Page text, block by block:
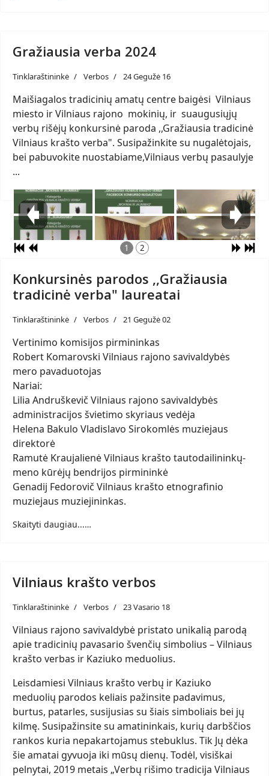
Gražiausia verba 2024
Tinklaraštininkė Verbos 24 Gegužė 16
Maišiagalos tradicinių amatų centre baigėsi Vilniaus
miesto ir Vilniaus rajono mokinių, ir suaugusiųjų
verbų rišėjų konkursinė paroda ,,Gražiausia tradicinė
Vilniaus krašto verba". Susipažinkite su nugalėtojais,
bei pabuvokite nuostabiame,Vilniaus verbų pasaulyje
...
1 2
Konkursinės parodos ,,Gražiausia
tradicinė verba" laureatai
Tinklaraštininkė Verbos 21 Gegužė 02
Vertinimo komisijos pirmininkas
Robert Komarovski Vilniaus rajono savivaldybės
mero pavaduotojas
Nariai:
Lilia Andruškevič Vilniaus rajono savivaldybės
administracijos švietimo skyriaus vedėja
Helena Bakulo Vladislavo Sirokomlės muziejaus
direktorė
Ramutė Kraujalienė Vilniaus krašto tautodailininkų-
meno kūrėjų bendrijos pirmininkė
Genadij Fedorovič Vilniaus krašto etnografinio
muziejaus muziejininkas.
Skaityti daugiau...…
Vilniaus krašto verbos
Tinklaraštininkė Verbos 23 Vasario 18
Vilniaus rajono savivaldybė pristato unikalią parodą
apie tradicinių pavasario švenčių simbolius – Vilniaus
krašto verbas ir Kaziuko meduolius.
Leisdamiesi Vilniaus krašto verbų ir Kaziuko
meduolių parodos keliais pažinsite padavimus,
burtus, patarles, susijusias su šiais simboliais bei jų
kilmę. Susipažinsite su amatininkais, kurių darbščios
rankos kuria nepakartojamus stebuklus. Tik Jų dėka
šie amatai gyvuoja iki mūsų dienų. Todėl, visiškai
pelnytai, 2019 metais „Verbų rišimo tradicija Vilniaus